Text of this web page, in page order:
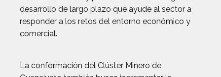
desarrollo de largo plazo que ayude al sector a
responder a los retos del entorno económico y
comercial.
La conformación del Clúster Minero de